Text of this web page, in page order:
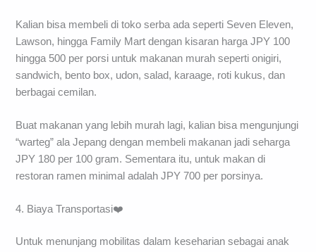
Kalian bisa membeli di toko serba ada seperti Seven Eleven,
Lawson, hingga Family Mart dengan kisaran harga JPY 100
hingga 500 per porsi untuk makanan murah seperti onigiri,
sandwich, bento box, udon, salad, karaage, roti kukus, dan
berbagai cemilan.
Buat makanan yang lebih murah lagi, kalian bisa mengunjungi
“warteg” ala Jepang dengan membeli makanan jadi seharga
JPY 180 per 100 gram. Sementara itu, untuk makan di
restoran ramen minimal adalah JPY 700 per porsinya.
4. Biaya Transportasi❤️
Untuk menunjang mobilitas dalam keseharian sebagai anak